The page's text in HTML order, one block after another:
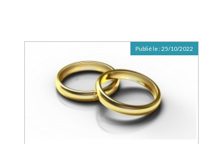
Publié le :25/10/2022